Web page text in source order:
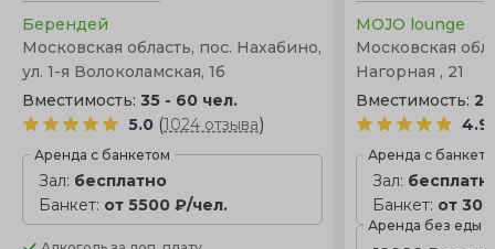
Берендей
Московская область, пос. Нахабино,
ул. 1-я Волоколамская, 1б
Вместимость: 35 - 60 чел.
5.0 (1024 отзыва)
Аренда с банкетом
Зал: бесплатно
Банкет: от 5500 ₽/чел.
MOJO lounge
Московская
Нагорная , 21
Вместимость:
4.9
Аренда с
Зал:
Банкет: от
Аренда без еды